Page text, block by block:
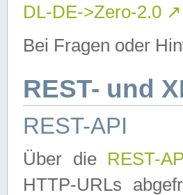
DL-DE->Zero-2.0 ↗
Bei Fragen oder
REST- und
REST-API
Über die REST-
HTTP-URLs